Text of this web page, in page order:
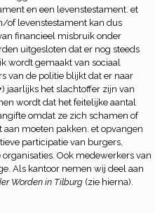
en een levenstestament. et
of levenstestament kan dus
financieel misbruik onder
uitgesloten dat er nog steeds
wordt gemaakt van sociaal
van de politie blijkt dat er naar
jaarlijks het slachtoffer zijn van
wordt dat het feitelijke aantal
omdat ze zich schamen of
moeten pakken. et opvangen
participatie van burgers,
Ook medewerkers van
Als kantoor nemen wij deel aan
Worden in Tilburg (zie hierna).